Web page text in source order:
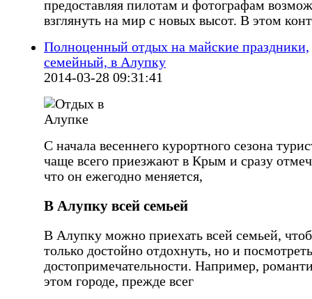
предоставляя пилотам и фотографам
взглянуть на мир с новых высот. В этом
Полноценный отдых на майские праздники,
семейный, в Алупку
2014-03-28 09:31:41
С начала весеннего курортного сезона
чаще всего приезжают в Крым и сразу
что он ежегодно меняется,
В Алупку всей семьей
В Алупку можно приехать всей семьей,
только достойно отдохнуть, но и посмотреть
достопримечательности. Например,
этом городе, прежде всег